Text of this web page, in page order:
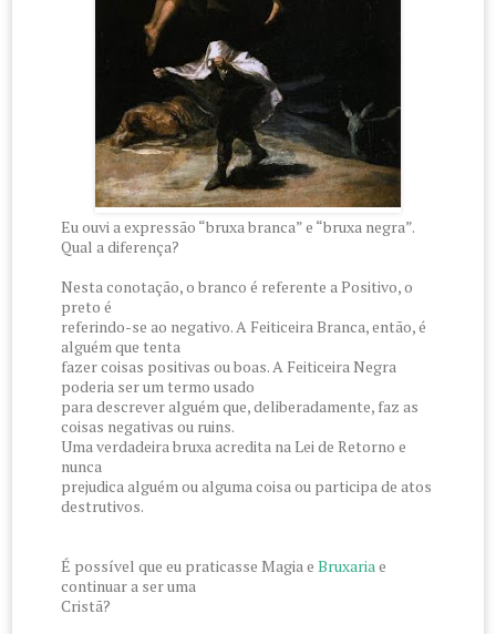
Eu ouvi a expressão “bruxa branca” e “bruxa negra”.
Qual a diferença?
Nesta conotação, o branco é referente a Positivo, o
preto é
referindo-se ao negativo. A Feiticeira Branca, então, é
alguém que tenta
fazer coisas positivas ou boas. A Feiticeira Negra
poderia ser um termo usado
para descrever alguém que, deliberadamente, faz as
coisas negativas ou ruins.
Uma verdadeira bruxa acredita na Lei de Retorno e
nunca
prejudica alguém ou alguma coisa ou participa de atos
destrutivos.
É possível que eu praticasse Magia eBruxariae
continuar a ser uma
Cristã?